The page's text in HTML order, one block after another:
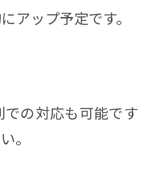
アップ予定です。
の対応も可能です
。